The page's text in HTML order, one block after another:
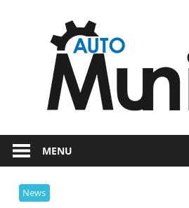
dal
mondo
dei
motori
MENU
News